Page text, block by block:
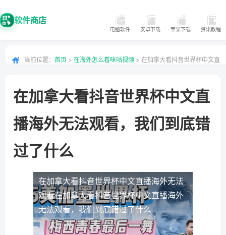
软件商店
电脑软件 安卓下载 苹果下载 资讯教程
当前位置： 首页 > 在海外怎么看咪咕视频 > 在加拿大看抖音世界杯中文直
在加拿大看抖音世界杯中文直
播海外无法观看，我们到底错
过了什么
在加拿大看抖音世界杯中文直播海外无法
观看在加拿大看抖音世界杯中文直播海外
无法观看，我们到底错过了什么